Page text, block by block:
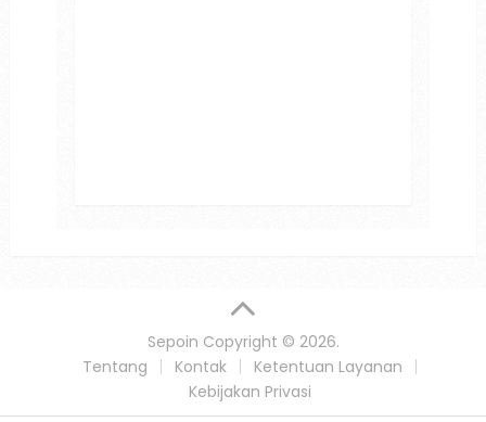
Sepoin Copyright © 2026.
Tentang
Kontak
Ketentuan Layanan
Kebijakan Privasi